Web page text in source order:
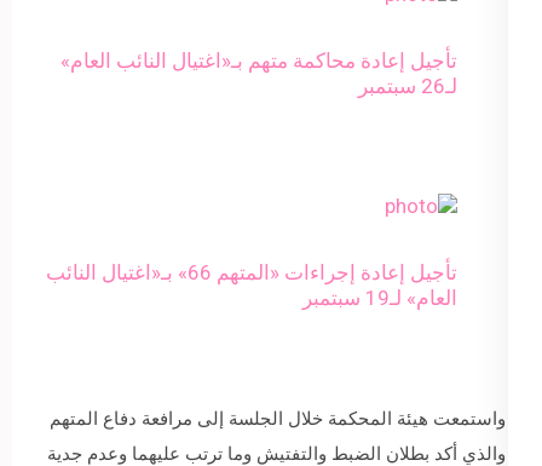
تأجيل إعادة محاكمة متهم بـ«اغتيال النائب العام»
لـ26 سبتمبر
تأجيل إعادة إجراءات «المتهم 66» بـ«اغتيال النائب
العام» لـ19 سبتمبر
واستمعت هيئة المحكمة خلال الجلسة إلى مرافعة دفاع المتهم
والذي أكد بطلان الضبط والتفتيش وما ترتب عليهما وعدم جدية